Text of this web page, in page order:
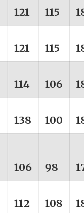
121 115
121 115
114 106
138 100
106 98
112 108